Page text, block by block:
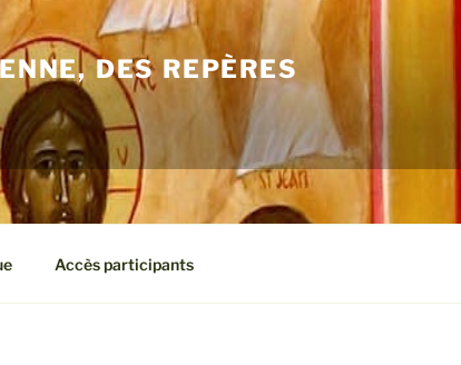
DES REPÈRES
Accès participants